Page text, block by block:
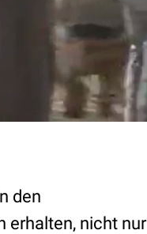
den
erhalten, nicht nur